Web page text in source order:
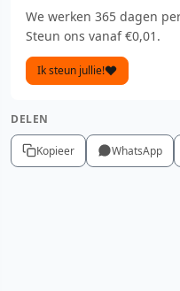
We werken 365 dagen
Steun ons vanaf €0,01.
Ik steun jullie!
DELEN
Kopieer WhatsApp